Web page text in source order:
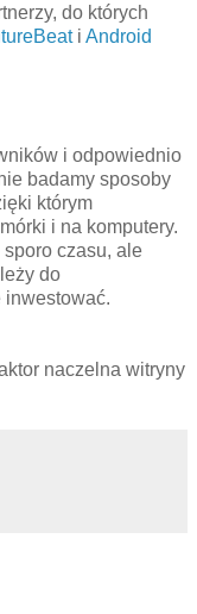
do których
i Android
i odpowiednio
badamy sposoby
którym
i na komputery.
czasu, ale
do
inwestować.
naczelna witryny